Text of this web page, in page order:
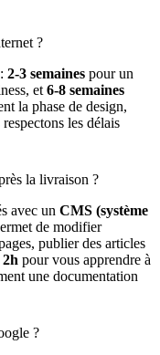
?
2-3 semaines pour un
et 6-8 semaines
la phase de design,
les délais
la livraison ?
avec un CMS (système
de modifier
publier des articles
pour vous apprendre à
une documentation
?